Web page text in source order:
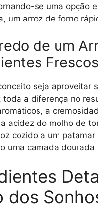
se uma opção
um arroz de forno
de um
seja aproveitar
toda a diferença no
a
acidez do molho de
cozido a um
uma camada
dos